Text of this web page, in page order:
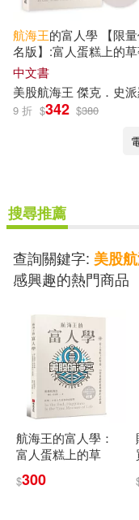
可港澳店取(2)
可新加坡店取(2)
電子書
適合手機平板
其他 (可複選)
現在可購買商
作者/演唱/譯/
價格
範圍
航海王的富人學 【限
名版】:富人蛋糕上的
堂重建財商思維的必修
3天登教育類PODCAST
冠軍)
中文書
美股航海王 傑克 ． 史
9 折 $342 $380
搜尋推薦
查詢關鍵字: 美股
感興趣的熱門商品
航海王的富人學：
富人蛋糕上的草
思維的必修課(上架
$300